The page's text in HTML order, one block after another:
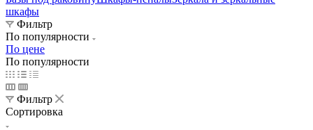
шкафы
Фильтр
По популярности
По цене
По популярности
Фильтр
Сортировка